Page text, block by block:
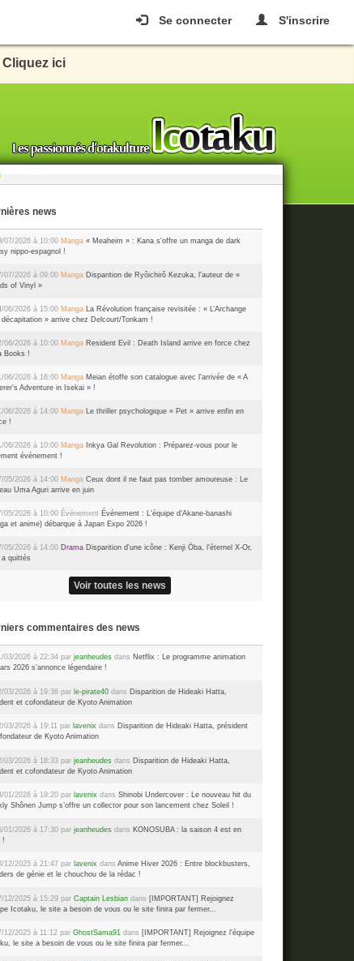
Se connecter S'inscrire
Cliquez ici
news
07/2026 à 10:00 Manga « Meaheim » : Kana s'offre un manga de dark
nippo-espagnol !
07/2026 à 09:00 Manga Disparition de Ryôichirô Kezuka, l'auteur de «
of Vinyl »
06/2026 à 15:00 Manga La Révolution française revisitée : « L’Archange
décapitation » arrive chez Delcourt/Tonkam !
06/2026 à 10:00 Manga Resident Evil : Death Island arrive en force chez
Books !
06/2026 à 16:00 Manga Meian étoffe son catalogue avec l'arrivée de « A
Adventure in Isekai » !
06/2026 à 14:00 Manga Le thriller psychologique « Pet » arrive enfin en
!
06/2026 à 10:00 Manga Inkya Gal Revolution : Préparez-vous pour le
événement !
05/2026 à 14:00 Manga Ceux dont il ne faut pas tomber amoureuse : Le
Uma Aguri arrive en juin
05/2026 à 10:00 Événement Événement : L'équipe d'Akane-banashi
et anime) débarque à Japan Expo 2026 !
05/2026 à 14:00 Drama Disparition d'une icône : Kenji Ōba, l'éternel X-Or,
a quittés
Voir toutes les news
commentaires des news
03/2026 à 22:34 parjeanheudes dans Netflix : Le programme animation
2026 s’annonce légendaire !
03/2026 à 19:38 par le-pirate40 dans Disparition de Hideaki Hatta,
et cofondateur de Kyoto Animation
03/2026 à 19:11 par lavenix dans Disparition de Hideaki Hatta, président
de Kyoto Animation
03/2026 à 18:33 parjeanheudes dans Disparition de Hideaki Hatta,
et cofondateur de Kyoto Animation
01/2026 à 19:20 par lavenix dansShinobi Undercover : Le nouveau hit du
Shônen Jump s’offre un collector pour son lancement chez Soleil !
01/2026 à 17:30 parjeanheudes dans KONOSUBA : la saison 4 est en
!
12/2025 à 21:47 par lavenix dansAnime Hiver 2026 : Entre blockbusters,
de génie et le chouchou de la rédac !
12/2025 à 15:29 parCaptain Lesbian dans [IMPORTANT] Rejoignez
Icotaku, le site a besoin de vous ou le site finira par fermer...
12/2025 à 11:12 parGhostSama91 dans [IMPORTANT] Rejoignez l'équipe
le site a besoin de vous ou le site finira par fermer...